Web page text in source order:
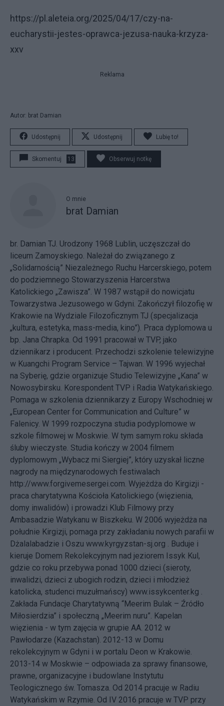
https://pl.aleteia.org/2025/04/17/czy-na-
eucharystii-jestes-oprawca-jezusa-nauka-krzyza-
xxv
Reklama
Autor: brat Damian
Udostępnij Udostępnij Lubię to!
Skomentuj 13 Obserwuj notkę
O mnie
brat Damian
br. Damian TJ. Urodzony 1968 Lublin, uczęszczał do
liceum Zamoyskiego. Należał do związanego z
„Solidarnością” Niezależnego Ruchu Harcerskiego, potem
do podziemnego Stowarzyszenia Harcerstwa
Katolickiego „Zawisza”. W 1987 wstąpił do nowicjatu
Towarzystwa Jezusowego w Gdyni. Zakończył filozofię w
Krakowie na Wydziale Filozoficznym TJ (specjalizacja
„kultura, estetyka, mass-media, kino”). Praca dyplomowa u
bp. Jana Chrapka. Od 1991 pracował w TVP, jako
dziennikarz i producent. Przechodzi szkolenie telewizyjne
w Kuangchi Program Service – Tajwan. W 1996 wyjechał
na Syberię, gdzie organizuje Studio Telewizyjne „Kana” w
Nowosybirsku. Korespondent TVP i Radia Watykańskiego.
Pomaga w szkolenia dziennikarzy z Europy Wschodniej w
„European Center for Communication and Culture” w
Falenicy. W 1999 rozpoczyna studia podyplomowe w
szkole filmowej w Moskwie. W tym samym roku składa
śluby wieczyste. Studia kończy w 2004 filmem
dyplomowym „Wybacz mi Siergiej”, który uzyskał liczne
nagrody na międzynarodowych festiwalach
http://www.forgivemesergei.com. Wyjeżdża do Kirgizji -
praca charytatywna Kościoła Katolickiego (więzienia,
domy inwalidów) i prowadzi Klub Filmowy przy
Ambasadzie Watykanu w Biszkeku. W 2006 wyjeżdża na
południe Kirgizji, pomaga przy zakładaniu nowych parafii w
Dżalalabadzie i Oszu www.kyrgyzstan-sj.org . Buduje i
kieruje Domem Rekolekcyjnym nad jeziorem Issyk Kul,
gdzie co roku przebywa ponad 1000 dzieci (sieroty,
inwalidzi, dzieci z ubogich rodzin, dzieci i młodzież
katolicka, studenci muzułmańscy) www.issykcenter.kg .
Zakłada Fundacje Charytatywną “Meerim Bulak – Źródło
Miłosierdzia” i społeczną „Meerim nuru”. Kapelan
więzienia - w tym zajęcia w grupie AA. 2012 w
Pawłodarze (Kazachstan). 2012-13 w Domu
rekolekcyjnym w Gdyni i w portalu Deon w Krakowie.
2013-14 w Moskwie – odpowiada za sprawy finansowe,
prawne, organizacyjne i budowlane Instytutu
Teologicznego św. Tomasza. Od 2014 pracuje w Radiu
Watykańskim w Rzymie. Od IV 2016 pracuje w TVP przy